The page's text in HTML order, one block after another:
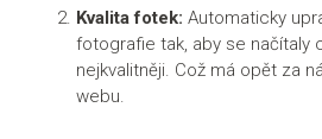
Google Search Consol a Hotjar,
více dat o chování
Momentálně se připravujeme
Kvalita fotek: Automaticky
fotografie tak, aby se načítaly
nejkvalitněji. Což má opět za
webu.